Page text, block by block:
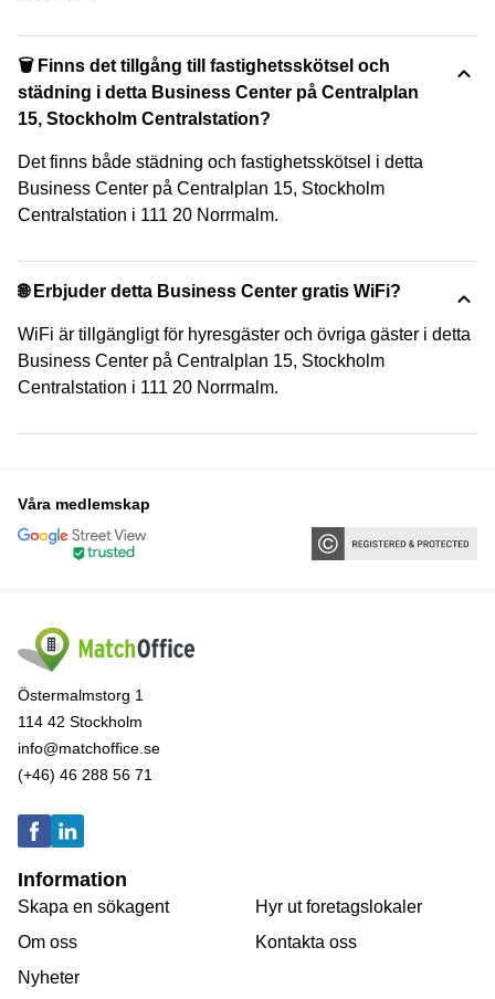
🗑 Finns det tillgång till fastighetsskötsel och
städning i detta Business Center på Centralplan
15, Stockholm Centralstation?
Det finns både städning och fastighetsskötsel i detta
Business Center på Centralplan 15, Stockholm
Centralstation i 111 20 Norrmalm.
🌐 Erbjuder detta Business Center gratis WiFi?
WiFi är tillgängligt för hyresgäster och övriga gäster i detta
Business Center på Centralplan 15, Stockholm
Centralstation i 111 20 Norrmalm.
Våra medlemskap
Östermalmstorg 1
114 42 Stockholm
info@matchoffice.se
(+46) 46 288 56 71
Information
Skapa en sökagent
Om oss
Nyheter
Hyr ut foretagslokaler
Kontakta oss